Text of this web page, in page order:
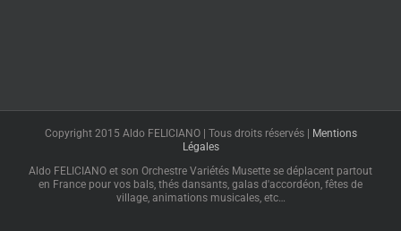
Copyright 2015 Aldo FELICIANO | Tous droits réservés |
Mentions
Légales
Aldo FELICIANO et son Orchestre Variétés Musette se déplacent partout
en France pour vos bals, thés dansants, galas d'accordéon, fêtes de
village, animations musicales, etc…